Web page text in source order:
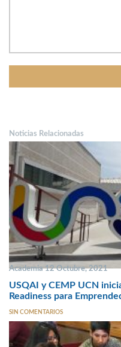
Noticias Relacionadas
Academia 12 Octubre, 2021
USQAI y CEMP UCN
Readiness para
SIN COMENTARIOS